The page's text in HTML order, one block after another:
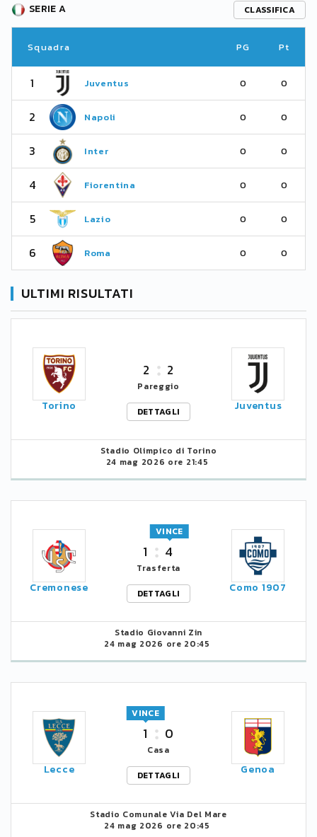
SERIE A CLASSIFICA
Squadra PG Pt
1 Juventus 0 0
2 Napoli 0 0
3 Inter 0 0
4 Fiorentina 0 0
5 Lazio 0 0
6 Roma 0 0
ULTIMI RISULTATI
Torino
2 2
Pareggio
DETTAGLI
Juventus
Stadio Olimpico di Torino
24 mag 2026 ore 21:45
Cremonese
1 4
VINCE
Trasferta
DETTAGLI
Como 1907
Stadio Giovanni Zin
24 mag 2026 ore 20:45
Lecce
1
VINCE
0
Casa
DETTAGLI
Genoa
Stadio Comunale Via Del Mare
24 mag 2026 ore 20:45